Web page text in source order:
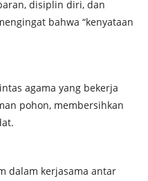
disiplin diri, dan
bahwa “kenyataan
agama yang bekerja
pohon, membersihkan
dalam kerjasama antar